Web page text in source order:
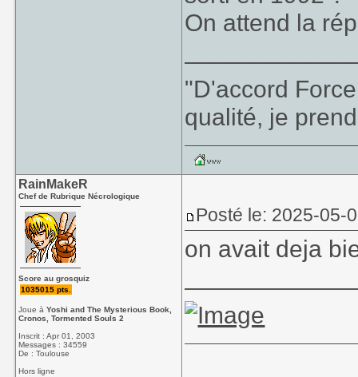
On attend la
"D'accord
qualité, je
RainMakeR
Chef de Rubrique Nécrologique
Score au grosquiz
1035015 pts.
Joue àYoshi and The Mysterious Book,
Cronos, Tormented Souls 2
Inscrit : Apr 01, 2003
Messages : 34559
De : Toulouse
Hors ligne
Posté le: 2025-05-
on avait deja